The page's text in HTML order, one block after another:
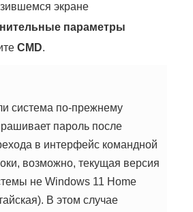
экране
параметры
CMD.
система по-прежнему
пароль после
в интерфейс командной
возможно, текущая версия
не Windows 11 Home
В этом случае